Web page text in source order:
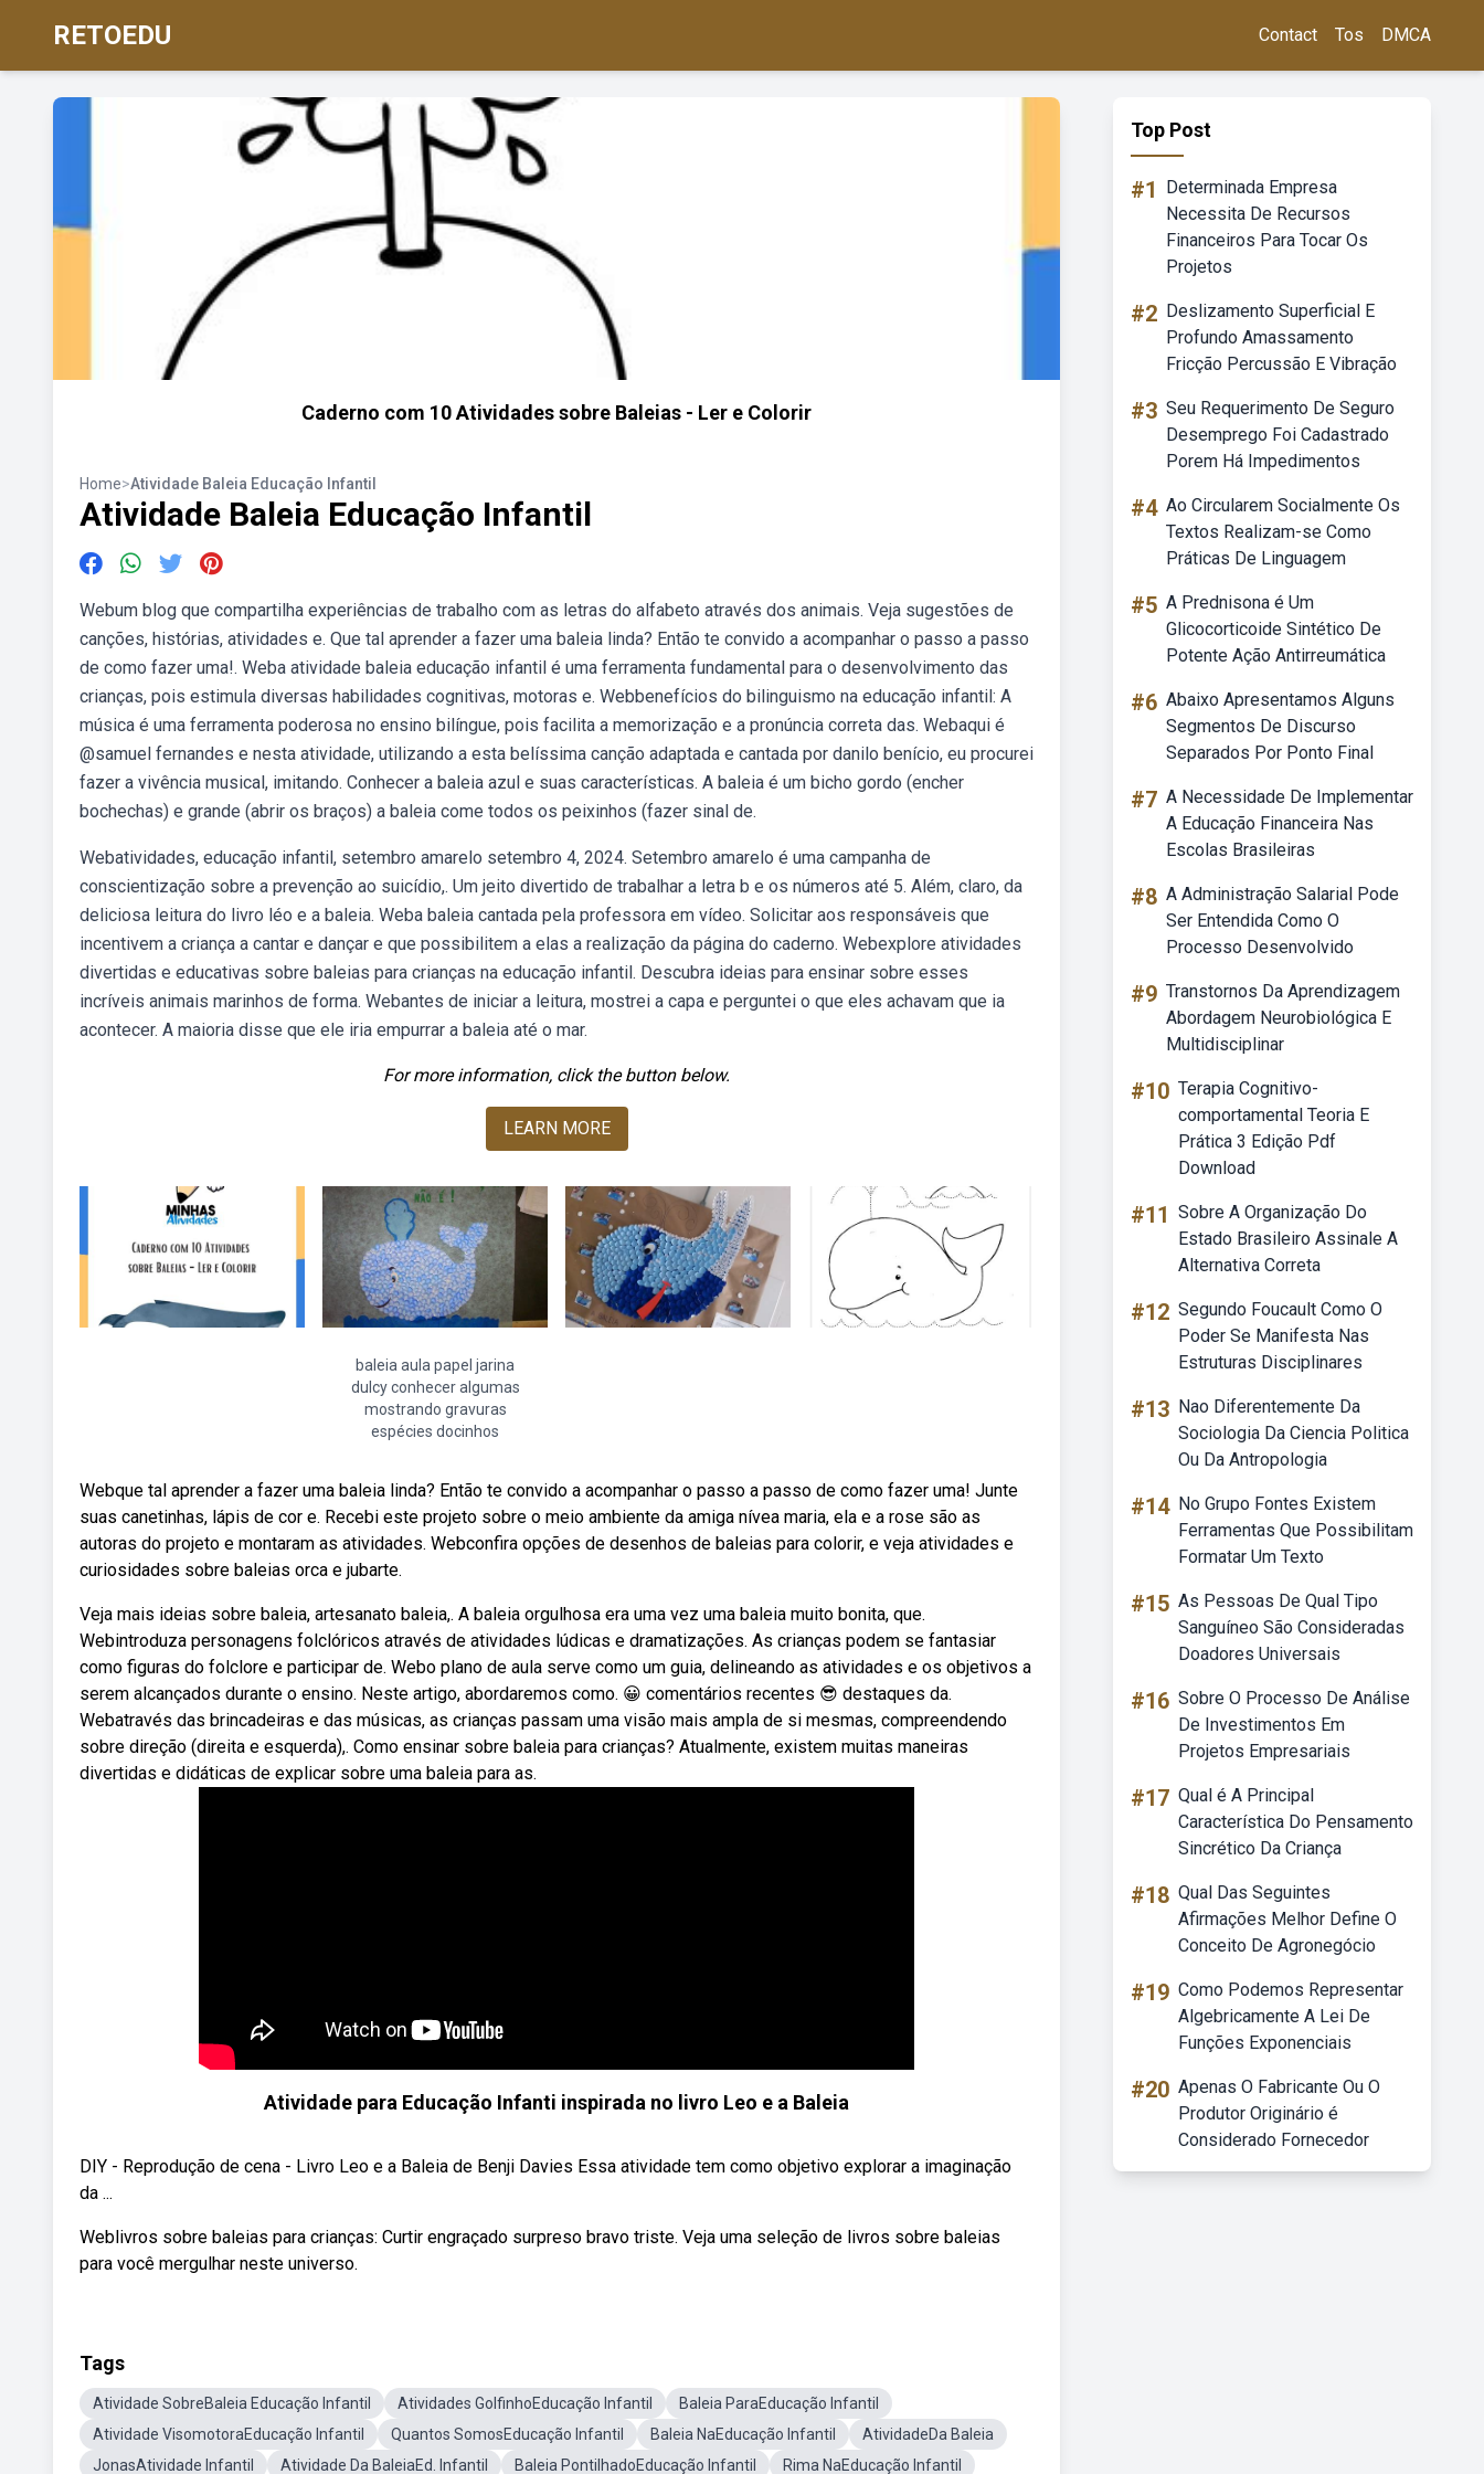
RETOEDU Contact Tos DMCA
Caderno com 10 Atividades sobre Baleias - Ler e Colorir
Home>Atividade Baleia Educação Infantil
Atividade Baleia Educação Infantil
Webum blog que compartilha experiências de trabalho com as letras do alfabeto através dos animais. Veja sugestões de
canções, histórias, atividades e. Que tal aprender a fazer uma baleia linda? Então te convido a acompanhar o passo a passo
de como fazer uma!. Weba atividade baleia educação infantil é uma ferramenta fundamental para o desenvolvimento das
crianças, pois estimula diversas habilidades cognitivas, motoras e. Webbenefícios do bilinguismo na educação infantil: A
música é uma ferramenta poderosa no ensino bilíngue, pois facilita a memorização e a pronúncia correta das. Webaqui é
@samuel fernandes e nesta atividade, utilizando a esta belíssima canção adaptada e cantada por danilo benício, eu procurei
fazer a vivência musical, imitando. Conhecer a baleia azul e suas características. A baleia é um bicho gordo (encher
bochechas) e grande (abrir os braços) a baleia come todos os peixinhos (fazer sinal de.
Webatividades, educação infantil, setembro amarelo setembro 4, 2024. Setembro amarelo é uma campanha de
conscientização sobre a prevenção ao suicídio,. Um jeito divertido de trabalhar a letra b e os números até 5. Além, claro, da
deliciosa leitura do livro léo e a baleia. Weba baleia cantada pela professora em vídeo. Solicitar aos responsáveis que
incentivem a criança a cantar e dançar e que possibilitem a elas a realização da página do caderno. Webexplore atividades
divertidas e educativas sobre baleias para crianças na educação infantil. Descubra ideias para ensinar sobre esses
incríveis animais marinhos de forma. Webantes de iniciar a leitura, mostrei a capa e perguntei o que eles achavam que ia
acontecer. A maioria disse que ele iria empurrar a baleia até o mar.
For more information, click the button below.
LEARN MORE
baleia aula papel jarina
dulcy conhecer algumas
mostrando gravuras
espécies docinhos
Webque tal aprender a fazer uma baleia linda? Então te convido a acompanhar o passo a passo de como fazer uma! Junte
suas canetinhas, lápis de cor e. Recebi este projeto sobre o meio ambiente da amiga nívea maria, ela e a rose são as
autoras do projeto e montaram as atividades. Webconfira opções de desenhos de baleias para colorir, e veja atividades e
curiosidades sobre baleias orca e jubarte.
Veja mais ideias sobre baleia, artesanato baleia,. A baleia orgulhosa era uma vez uma baleia muito bonita, que.
Webintroduza personagens folclóricos através de atividades lúdicas e dramatizações. As crianças podem se fantasiar
como figuras do folclore e participar de. Webo plano de aula serve como um guia, delineando as atividades e os objetivos a
serem alcançados durante o ensino. Neste artigo, abordaremos como. 😀 comentários recentes 😎 destaques da.
Webatravés das brincadeiras e das músicas, as crianças passam uma visão mais ampla de si mesmas, compreendendo
sobre direção (direita e esquerda),. Como ensinar sobre baleia para crianças? Atualmente, existem muitas maneiras
divertidas e didáticas de explicar sobre uma baleia para as.
Atividade para Educação Infanti inspirada no livro Leo e a Baleia
DIY - Reprodução de cena - Livro Leo e a Baleia de Benji Davies Essa atividade tem como objetivo explorar a imaginação
da ...
Weblivros sobre baleias para crianças: Curtir engraçado surpreso bravo triste. Veja uma seleção de livros sobre baleias
para você mergulhar neste universo.
Tags
Atividade SobreBaleia Educação Infantil Atividades GolfinhoEducação Infantil
Baleia ParaEducação Infantil
Atividade VisomotoraEducação Infantil
Quantos SomosEducação Infantil Baleia NaEducação Infantil
AtividadeDa Baleia
JonasAtividade Infantil
Atividade Da BaleiaEd. Infantil Baleia PontilhadoEducação Infantil
Rima NaEducação Infantil
Top Post
#1
Determinada Empresa
Necessita De Recursos
Financeiros Para Tocar Os
Projetos
#2 Deslizamento Superficial E
Profundo Amassamento
Fricção Percussão E Vibração
#3 Seu Requerimento De Seguro
Desemprego Foi Cadastrado
Porem Há Impedimentos
#4 Ao Circularem Socialmente Os
Textos Realizam-se Como
Práticas De Linguagem
#5 A Prednisona é Um
Glicocorticoide Sintético De
Potente Ação Antirreumática
#6 Abaixo Apresentamos Alguns
Segmentos De Discurso
Separados Por Ponto Final
#7 A Necessidade De Implementar
A Educação Financeira Nas
Escolas Brasileiras
#8 A Administração Salarial Pode
Ser Entendida Como O
Processo Desenvolvido
#9 Transtornos Da Aprendizagem
Abordagem Neurobiológica E
Multidisciplinar
#10 Terapia Cognitivo-
comportamental Teoria E
Prática 3 Edição Pdf
Download
#11 Sobre A Organização Do
Estado Brasileiro Assinale A
Alternativa Correta
#12 Segundo Foucault Como O
Poder Se Manifesta Nas
Estruturas Disciplinares
#13 Nao Diferentemente Da
Sociologia Da Ciencia Politica
Ou Da Antropologia
#14 No Grupo Fontes Existem
Ferramentas Que Possibilitam
Formatar Um Texto
#15 As Pessoas De Qual Tipo
Sanguíneo São Consideradas
Doadores Universais
#16 Sobre O Processo De Análise
De Investimentos Em
Projetos Empresariais
#17 Qual é A Principal
Característica Do Pensamento
Sincrético Da Criança
#18 Qual Das Seguintes
Afirmações Melhor Define O
Conceito De Agronegócio
#19 Como Podemos Representar
Algebricamente A Lei De
Funções Exponenciais
#20 Apenas O Fabricante Ou O
Produtor Originário é
Considerado Fornecedor